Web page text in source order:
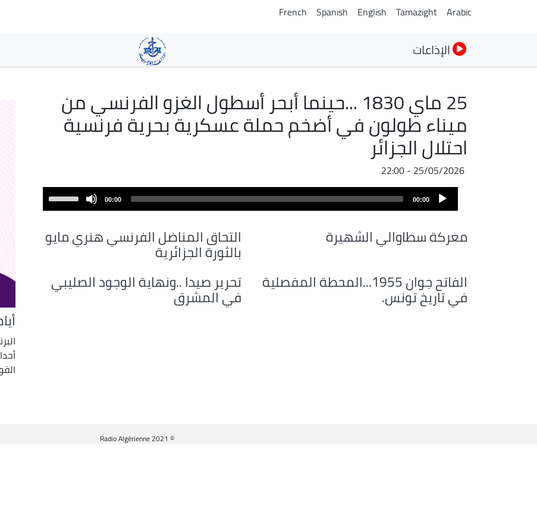
Arabic
Tamazight
English
Spanish
French
الإذاعات
25 ماي 1830 ...حينما أبحر أسطول الغزو الفرنسي من
ميناء طولون في أضخم حملة عسكرية بحرية فرنسية
احتلال الجزائر
25/05/2026 - 22:00
Audio
Player
00:00
00:00
keys
معركة سطاوالي الشهيرة التحاق المناضل الفرنسي هنري مايو
بالثورة الجزائرية
الفاتح جوان 1955...المحطة المفصلية
في تاريخ تونس.
تحرير صيدا ..ونهاية الوجود الصليبي
في المشرق
© Radio Algérienne 2021